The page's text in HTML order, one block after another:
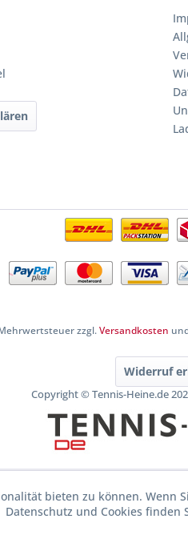
zzgl.Versandkosten
Widerruf
Copyright © Tennis-Heine.de
bieten zu können.
Datenschutz und Cookies finden